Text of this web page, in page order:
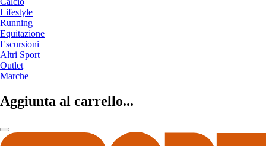
Lifestyle
Running
Equitazione
Escursioni
Altri Sport
Outlet
Marche
Aggiunta al carrello...